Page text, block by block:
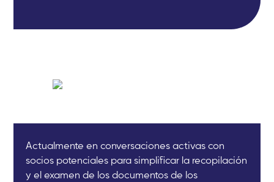
Actualmente en conversaciones activas con
socios potenciales para simplificar la recopilación
y el examen de los documentos de los